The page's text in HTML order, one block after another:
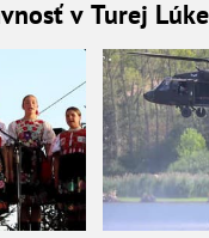
v Turej Lúke